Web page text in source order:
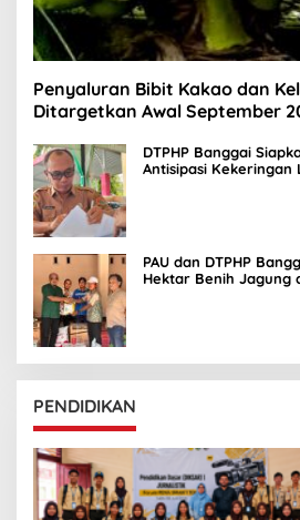
Penyaluran Bibit Kakao dan
Ditargetkan Awal September
DTPHP Banggai
Antisipasi Kekeringan
PAU dan DTPHP
Hektar Benih Jagung
PENDIDIKAN